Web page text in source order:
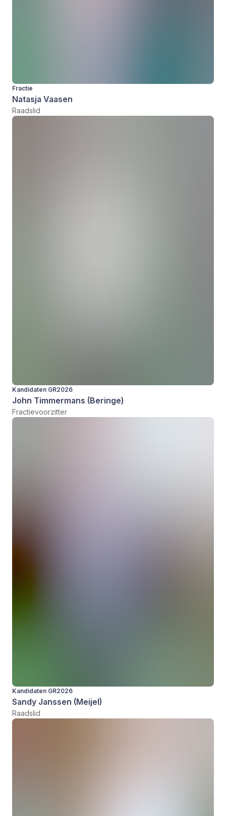
Fractie
Natasja Vaasen
Raadslid
Kandidaten GR2026
John Timmermans (Beringe)
Fractievoorzitter
Kandidaten GR2026
Sandy Janssen (Meijel)
Raadslid